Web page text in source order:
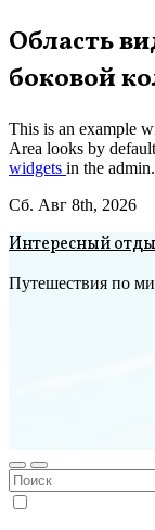
Перейти
к
содержимому
Область
боковой
This is an example
Area looks by
widgets in the admin.
Сб. Авг 8th, 2026
Интересный
Путешествия по